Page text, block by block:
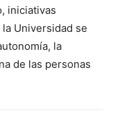
iniciativas
Universidad se
la
de las personas